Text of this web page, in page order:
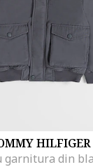
HILFIGER